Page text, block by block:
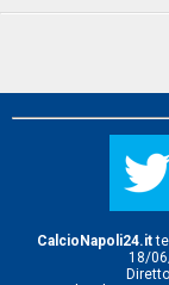
CalcioNapoli24.it
18/